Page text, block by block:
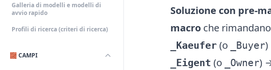
Galleria di modelli e modelli di
avvio rapido
Profili di ricerca (criteri di ricerca)
🧱 CAMPI
Soluzione con pre-
macro che
_Kaeufer (o _Buyer)
_Eigent (o _Owner)